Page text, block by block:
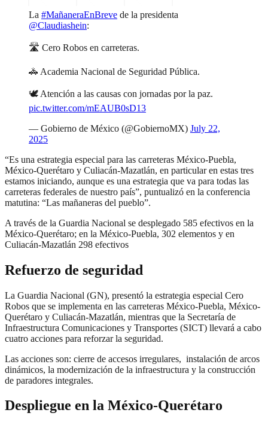
La #MañaneraEnBreve de la presidenta
@Claudiashein:
🛣 Cero Robos en carreteras.
🚓 Academia Nacional de Seguridad Pública.
🕊 Atención a las causas con jornadas por la paz.
pic.twitter.com/mEAUB0sD13
— Gobierno de México (@GobiernoMX) July 22,
2025
“Es una estrategia especial para las carreteras México-Puebla,
México-Querétaro y Culiacán-Mazatlán, en particular en estas tres
estamos iniciando, aunque es una estrategia que va para todas las
carreteras federales de nuestro país”, puntualizó en la conferencia
matutina: “Las mañaneras del pueblo”.
A través de la Guardia Nacional se desplegado 585 efectivos en la
México-Querétaro; en la México-Puebla, 302 elementos y en
Culiacán-Mazatlán 298 efectivos
Refuerzo de seguridad
La Guardia Nacional (GN), presentó la estrategia especial Cero
Robos que se implementa en las carreteras México-Puebla, México-
Querétaro y Culiacán-Mazatlán, mientras que la Secretaría de
Infraestructura Comunicaciones y Transportes (SICT) llevará a cabo
cuatro acciones para reforzar la seguridad.
Las acciones son: cierre de accesos irregulares, instalación de arcos
dinámicos, la modernización de la infraestructura y la construcción
de paradores integrales.
Despliegue en la México-Querétaro